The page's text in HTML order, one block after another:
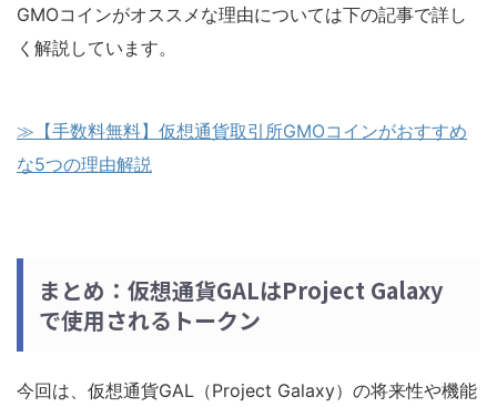
GMOコインがオススメな理由については下の記事で詳し
く解説しています。
≫【手数料無料】仮想通貨取引所GMOコインがおすすめ
な5つの理由解説
まとめ：仮想通貨GALはProject Galaxy
で使用されるトークン
今回は、仮想通貨GAL（Project Galaxy）の将来性や機能